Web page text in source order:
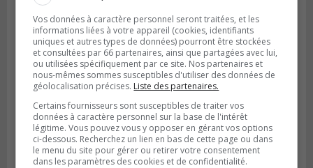
Vos données à caractère personnel seront traitées, et les
informations liées à votre appareil (cookies, identifiants
uniques et autres types de données) pourront être stockées
et consultées par 66 partenaires, ainsi que partagées avec lui,
ou utilisées spécifiquement par ce site. Nos partenaires et
nous-mêmes sommes susceptibles d'utiliser des données de
géolocalisation précises. Liste des partenaires.
Certains fournisseurs sont susceptibles de traiter vos
données à caractère personnel sur la base de l'intérêt
légitime. Vous pouvez vous y opposer en gérant vos options
ci-dessous. Recherchez un lien en bas de cette page ou dans
le menu du site pour gérer ou retirer votre consentement
dans les paramètres des cookies et de confidentialité.